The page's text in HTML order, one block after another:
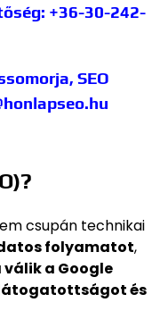
+36-30-242-
SEO
csupán technikai
folyamatot,
a Google
és